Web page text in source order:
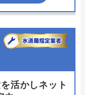
で営業していま
、希望に沿った
見積もりも詳細
う丁寧な説明を
活かしネット